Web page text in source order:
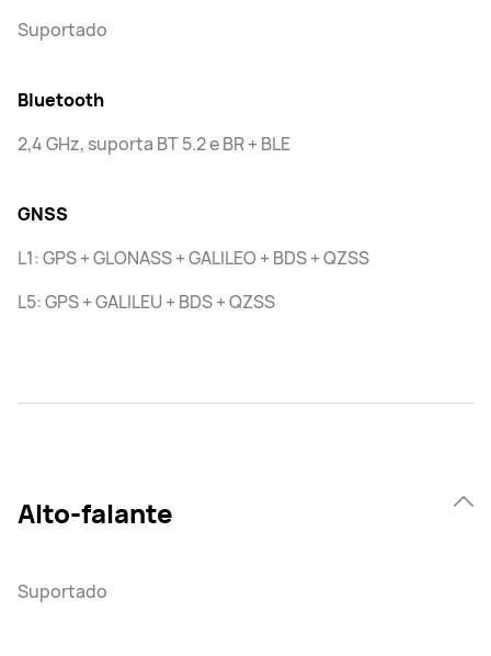
Suportado
Bluetooth
2,4 GHz, suporta BT 5.2 e BR + BLE
GNSS
L1: GPS + GLONASS + GALILEO + BDS + QZSS
L5: GPS + GALILEU + BDS + QZSS
Alto-falante
Suportado